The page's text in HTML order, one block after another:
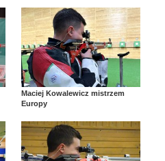
Maciej Kowalewicz mistrzem
Europy